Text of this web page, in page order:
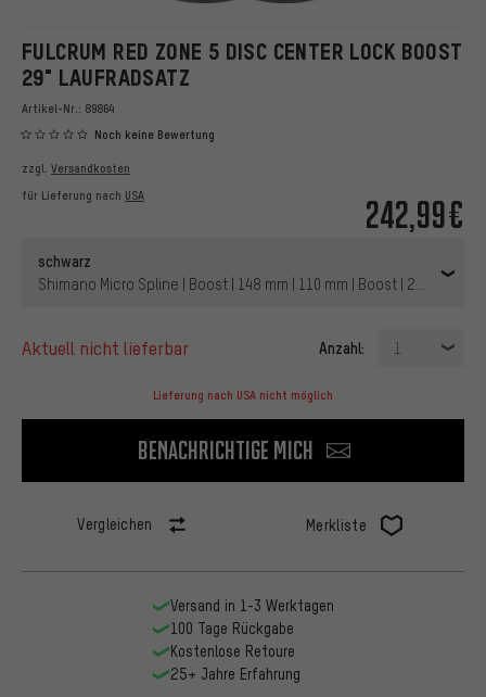
FULCRUM RED ZONE 5 DISC CENTER LOCK BOOST
29" LAUFRADSATZ
Artikel-Nr.: 89864
Noch keine Bewertung
242,99€
zzgl. Versandkosten
für Lieferung nach USA
schwarz
Shimano Micro Spline | Boost | 148 mm | 110 mm | Boost | 29" | 110
aktuell nicht lieferbar Anzahl: 1
Lieferung nach USA nicht möglich
Benachrichtige mich
Vergleichen Merkliste
Versand in 1-3 Werktagen
100 Tage Rückgabe
Kostenlose Retoure
25+ Jahre Erfahrung